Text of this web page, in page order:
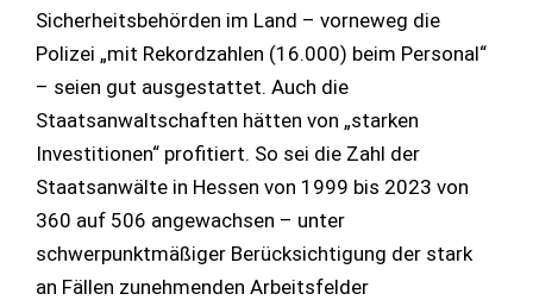
Sicherheitsbehörden im Land – vorneweg die
Polizei „mit Rekordzahlen (16.000) beim Personal“
– seien gut ausgestattet. Auch die
Staatsanwaltschaften hätten von „starken
Investitionen“ profitiert. So sei die Zahl der
Staatsanwälte in Hessen von 1999 bis 2023 von
360 auf 506 angewachsen – unter
schwerpunktmäßiger Berücksichtigung der stark
an Fällen zunehmenden Arbeitsfelder